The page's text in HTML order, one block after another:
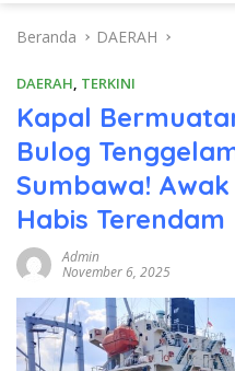
Beranda DAERAH
DAERAH, TERKINI
Kapal
Bulog
Sumbawa!
Habis Terendam
Admin
November 6, 2025